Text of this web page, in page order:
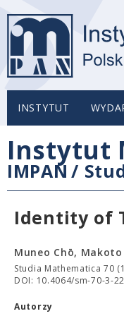
INSTYTUT
Instytut
IMPAN /
Identity of
Muneo Chō,
Studia Mathematica 70
DOI: 10.4064/sm-70-3-
Autorzy